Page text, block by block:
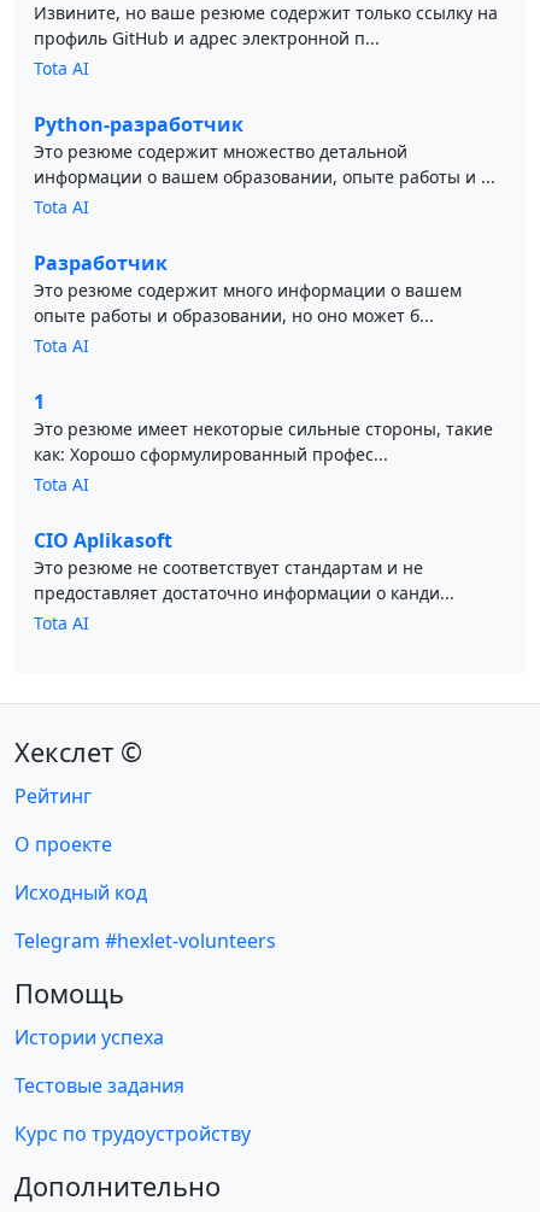
Извините, но ваше резюме содержит только ссылку на
профиль GitHub и адрес электронной п...
Tota AI
Python-разработчик
Это резюме содержит множество детальной
информации о вашем образовании, опыте работы и ...
Tota AI
Разработчик
Это резюме содержит много информации о вашем
опыте работы и образовании, но оно может б...
Tota AI
1
Это резюме имеет некоторые сильные стороны, такие
как: Хорошо сформулированный профес...
Tota AI
CIO Aplikasoft
Это резюме не соответствует стандартам и не
предоставляет достаточно информации о канди...
Tota AI
Хекслет ©
Рейтинг
О проекте
Исходный код
Telegram #hexlet-volunteers
Помощь
Истории успеха
Тестовые задания
Курс по трудоустройству
Дополнительно